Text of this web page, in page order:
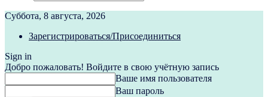
Суббота, 8 августа, 2026
Зарегистрироваться/Присоединиться
Sign in
Добро пожаловать! Войдите в свою учётную запись
Ваше имя пользователя
Ваш пароль